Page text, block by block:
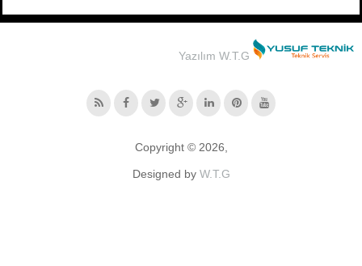
Yazılım W.T.G
Copyright © 2026,
Designed by W.T.G